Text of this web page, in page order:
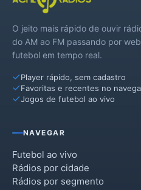
O jeito mais rápido de ouvir
do AM ao FM passando por
futebol em tempo real.
Player rápido, sem cadastro
Favoritas e recentes no
Jogos de futebol ao vivo
NAVEGAR
Futebol ao vivo
Rádios por cidade
Rádios por segmento